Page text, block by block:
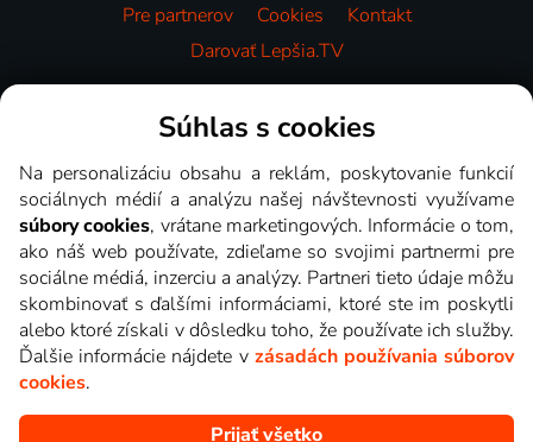
Pre partnerov
Cookies
Kontakt
Darovať Lepšia.TV
Videotéka
Súhlas s cookies
Na personalizáciu obsahu a reklám, poskytovanie funkcií
sociálnych médií a analýzu našej návštevnosti využívame
súbory cookies, vrátane marketingových. Informácie o tom,
ako náš web používate, zdieľame so svojimi partnermi pre
sociálne médiá, inzerciu a analýzy. Partneri tieto údaje môžu
skombinovať s ďalšími informáciami, ktoré ste im poskytli
alebo ktoré získali v dôsledku toho, že používate ich služby.
Ďalšie informácie nájdete v zásadách používania súborov
cookies.
Prijať všetko